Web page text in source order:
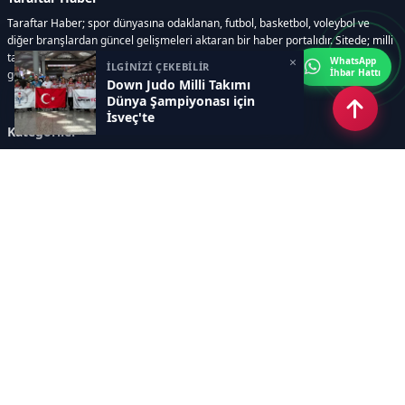
İLGİNİZİ ÇEKEBİLİR
Down Judo Milli Takımı
Dünya Şampiyonası için
İsveç'te
×
Taraftar Haber; spor dünyasına odaklanan, futbol, basketbol, voleybol ve
diğer branşlardan güncel gelişmeleri aktaran bir haber portalıdır. Sitede; milli
takım maçları, Dünya Kupası haberleri, EuroLeague karşılaşmaları, transfer
gelişmeleri, sporcuların biyografileri, anketler yer almaktadır.
Kategoriler
WhatsApp
İhbar Hattı